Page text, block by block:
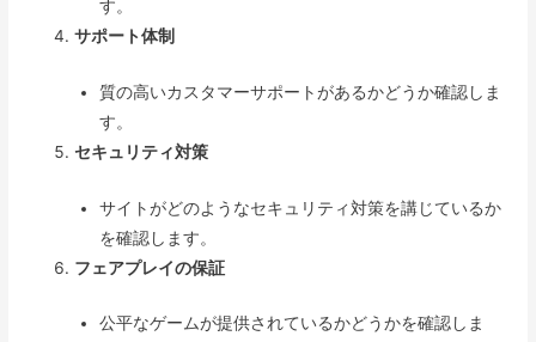
す。
サポート体制
質の高いカスタマーサポートがあるかどうか確認しま
す。
セキュリティ対策
サイトがどのようなセキュリティ対策を講じているか
を確認します。
フェアプレイの保証
公平なゲームが提供されているかどうかを確認しま